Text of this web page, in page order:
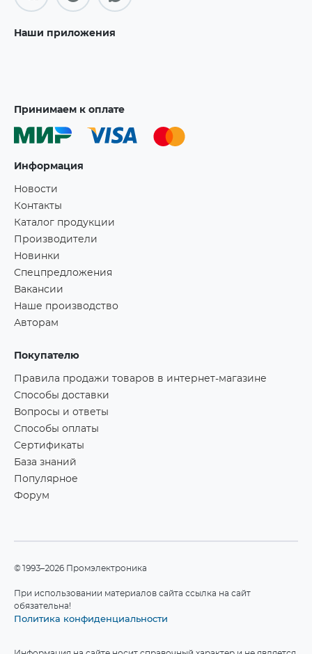
Наши приложения
Принимаем к оплате
Информация
Новости
Контакты
Каталог продукции
Производители
Новинки
Спецпредложения
Вакансии
Наше производство
Авторам
Покупателю
Правила продажи товаров в интернет-магазине
Способы доставки
Вопросы и ответы
Способы оплаты
Сертификаты
База знаний
Популярное
Форум
©1993–2026 Промэлектроника
При использовании материалов сайта ссылка на сайт
обязательна!
Политика конфиденциальности